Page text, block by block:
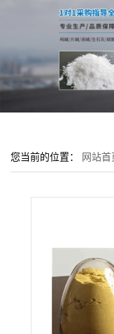
您当前的位置： 网站首